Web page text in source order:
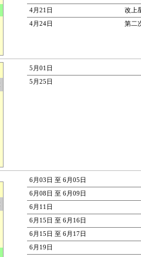
4月21日 改上
4月24日 第二
5月01日
5月25日
6月03日 至 6月05日
6月08日 至 6月09日
6月11日
6月15日 至 6月16日
6月15日 至 6月17日
6月19日